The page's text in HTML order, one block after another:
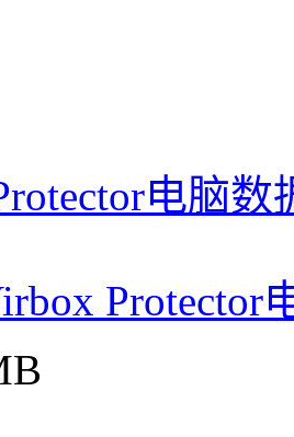
电脑
Protector